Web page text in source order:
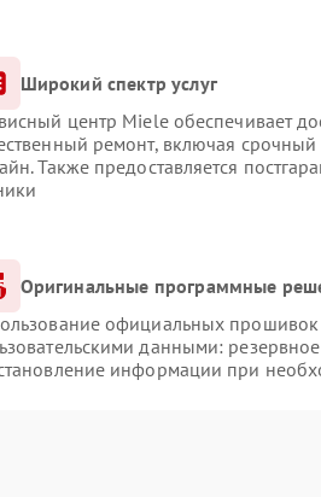
Широкий спектр услуг
центр Miele обеспечивает
ремонт, включая срочный
Также предоставляется
Оригинальные программные
официальных прошивок
данными:
информации при